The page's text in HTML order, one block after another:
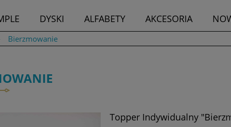
DYSKI ALFABETY AKCESORIA
Bierzmowanie
Topper Indywidualny